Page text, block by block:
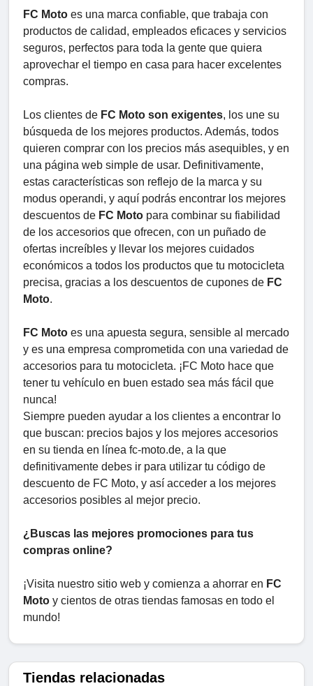
FC Moto es una marca confiable, que trabaja con
productos de calidad, empleados eficaces y servicios
seguros, perfectos para toda la gente que quiera
aprovechar el tiempo en casa para hacer excelentes
compras.
Los clientes de FC Moto son exigentes, los une su
búsqueda de los mejores productos. Además, todos
quieren comprar con los precios más asequibles, y en
una página web simple de usar. Definitivamente,
estas características son reflejo de la marca y su
modus operandi, y aquí podrás encontrar los mejores
descuentos de FC Moto para combinar su fiabilidad
de los accesorios que ofrecen, con un puñado de
ofertas increíbles y llevar los mejores cuidados
económicos a todos los productos que tu motocicleta
precisa, gracias a los descuentos de cupones de FC
Moto.
FC Moto es una apuesta segura, sensible al mercado
y es una empresa comprometida con una variedad de
accesorios para tu motocicleta. ¡FC Moto hace que
tener tu vehículo en buen estado sea más fácil que
nunca!
Siempre pueden ayudar a los clientes a encontrar lo
que buscan: precios bajos y los mejores accesorios
en su tienda en línea fc-moto.de, a la que
definitivamente debes ir para utilizar tu código de
descuento de FC Moto, y así acceder a los mejores
accesorios posibles al mejor precio.
¿Buscas las mejores promociones para tus
compras online?
¡Visita nuestro sitio web y comienza a ahorrar en FC
Moto y cientos de otras tiendas famosas en todo el
mundo!
Tiendas relacionadas